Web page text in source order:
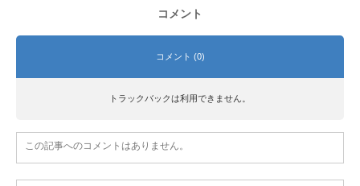
コメント
コメント (0)
トラックバックは利用できません。
この記事へのコメントはありません。